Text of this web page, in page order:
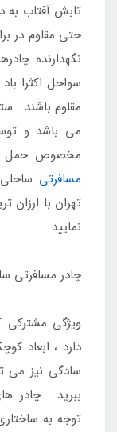
تابش آفتاب به
حتی مقاوم در
نگهدارنده
سواحل اکثرا
مقاوم باشند .
می باشد و
مخصوص حمل
مسافرتی
تهران با
نمایید .
چادر مسافرتی
ویژگی مشترکی
دارد ، ابعاد
سادگی نیز می
ببرید . چادر
توجه به